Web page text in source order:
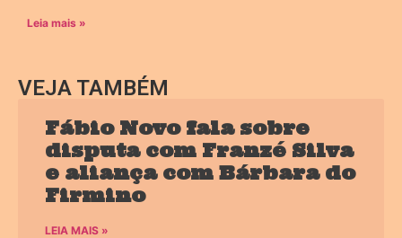
Leia mais »
VEJA TAMBÉM
Fábio Novo fala sobre
disputa com Franzé Silva
e aliança com Bárbara do
Firmino
LEIA MAIS »